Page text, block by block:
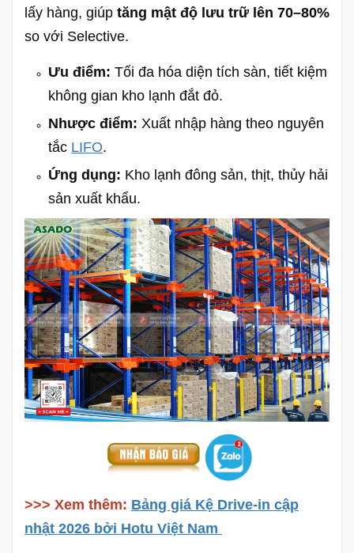
lấy hàng, giúp tăng mật độ lưu trữ lên 70–80%
so với Selective.
Ưu điểm: Tối đa hóa diện tích sàn, tiết kiệm
không gian kho lạnh đắt đỏ.
Nhược điểm: Xuất nhập hàng theo nguyên
tắc LIFO.
Ứng dụng: Kho lạnh đông sản, thịt, thủy hải
sản xuất khẩu.
>>> Xem thêm: Bảng giá Kệ Drive-in cập
nhật 2026 bởi Hotu Việt Nam